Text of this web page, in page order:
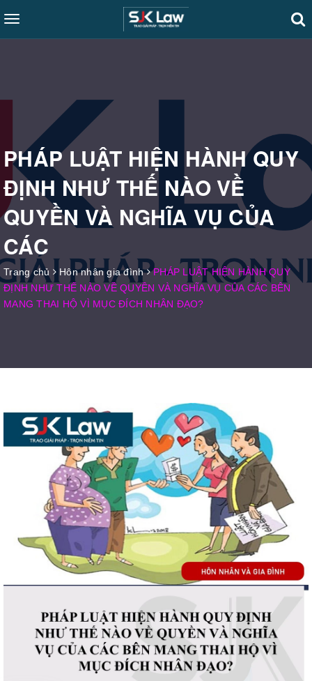
Toggle
navigation
PHÁP LUẬT HIỆN HÀNH QUY
ĐỊNH NHƯ THẾ NÀO VỀ
QUYỀN VÀ NGHĨA VỤ CỦA
CÁC
Trang chủ Hôn nhân gia đình
PHÁP LUẬT HIỆN HÀNH QUY
ĐỊNH NHƯ THẾ NÀO VỀ QUYỀN VÀ NGHĨA VỤ CỦA CÁC BÊN
MANG THAI HỘ VÌ MỤC ĐÍCH NHÂN ĐẠO?